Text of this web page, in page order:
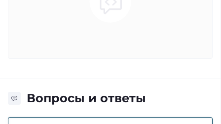
Вопросы и ответы